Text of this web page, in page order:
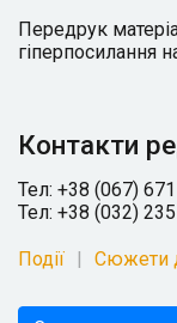
Передрук
гіперпосилання
Контакти
Тел: +38 (067)
Тел: +38 (032)
Події Сюжети